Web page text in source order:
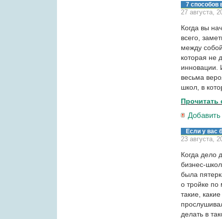
7 способов
27 августа,
Когда вы
всего,
между
которая не
инновации.
весьма
школ, в
Прочитать
Если у вас
23 августа,
Когда дело
бизнес-
была
о тройке
такие,
делать в